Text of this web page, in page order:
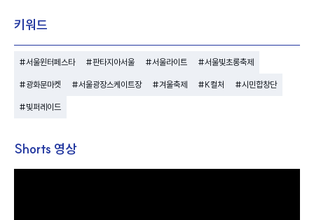
키워드
#서울윈터페스타 #판타지아서울 #서울라이트 #서울빛초롱축제
#광화문마켓 #서울광장스케이트장 #겨울축제 #K컬처 #시민합창단
#빛퍼레이드
Shorts 영상